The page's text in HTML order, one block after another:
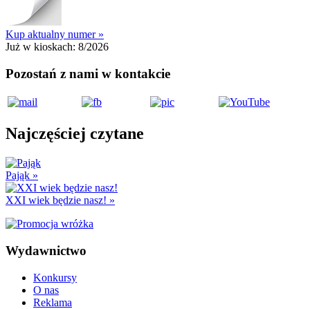
Kup aktualny numer »
Już w kioskach: 8/2026
Pozostań z nami w kontakcie
Najczęściej czytane
Pająk »
XXI wiek będzie nasz! »
Wydawnictwo
Konkursy
O nas
Reklama